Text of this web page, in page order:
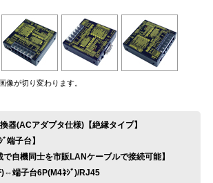
像が切り変わります。
器(ACアダプタ仕様)【絶縁タイプ】
端子台】
で自機同士を市販LANケーブルで接続可能】
)⇔端子台6P(M4ﾈｼﾞ)/RJ45